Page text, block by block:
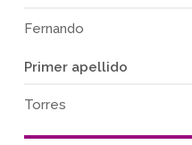
Fernando
Primer apellido
Torres